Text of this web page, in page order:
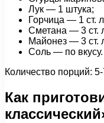
Лук — 1 штука;
Горчица — 1 ст.
Сметана — 3 ст.
Майонез — 3 ст.
Соль — по вкусу.
Количество порций:
Как